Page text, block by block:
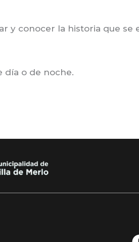
y conocer la historia que se
día o de noche.